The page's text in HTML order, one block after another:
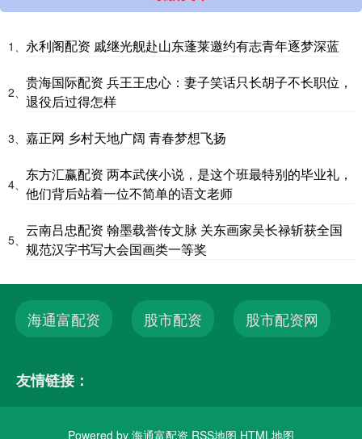
1、 永利阁配资 戚继光舰赴山东蓬莱邀约有志青年逐梦深蓝
2、
贵海国际配资 兵王王忠心：妻子笑话只长胡子不长职位，
退役后过得怎样
3、 嘉正网 乡村天地广阔 青春梦想飞扬
4、
东方汇赢配资 两本武侠小说，是这个班最特别的毕业礼，
他们背后站着一位不简单的语文老师
5、
云南吕忠配资 翰墨载誉传文脉 关东画家吴长禄斩获全国
规范汉字书写大会国画类一等奖
海通富配资 股市配资 股市配资网
友情链接：
Powered by 海通富配资 RSS地图 HTML地图